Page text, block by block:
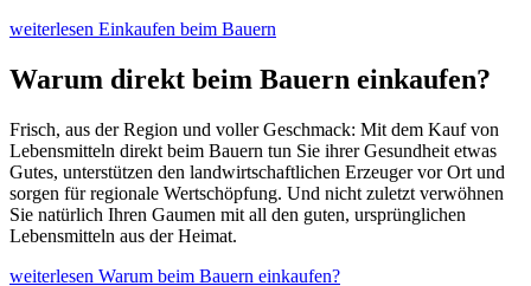
weiterlesen Einkaufen beim Bauern
Warum direkt beim Bauern einkaufen?
Frisch, aus der Region und voller Geschmack: Mit dem Kauf von
Lebensmitteln direkt beim Bauern tun Sie ihrer Gesundheit etwas
Gutes, unterstützen den landwirtschaftlichen Erzeuger vor Ort und
sorgen für regionale Wertschöpfung. Und nicht zuletzt verwöhnen
Sie natürlich Ihren Gaumen mit all den guten, ursprünglichen
Lebensmitteln aus der Heimat.
weiterlesen Warum beim Bauern einkaufen?